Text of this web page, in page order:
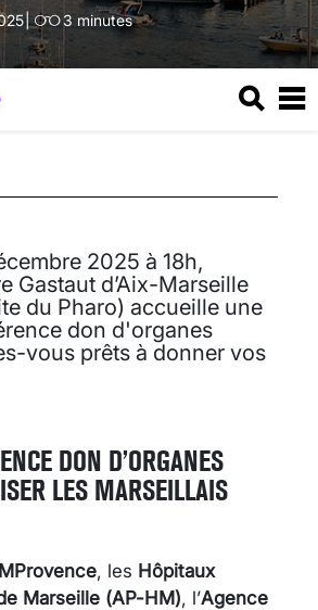
3 minutes
2025 à 18h,
Gastaut d’Aix-Marseille
du Pharo) accueille une
don d'organes
vous prêts à donner vos
DON D’ORGANES
LES MARSEILLAIS
MProvence, les Hôpitaux
Marseille (AP-HM), l’Agence